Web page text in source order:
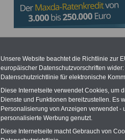
Rheinland-
Unsere Website beachtet die Richtlinie zur
europäischer Datenschutzvorschriften
Datenschutzrichtlinie für elektronische
Diese Internetseite verwendet Cookies, um
Dienste und Funktionen bereitzustellen. Es
Personalisierung von Anzeigen verwendet
personalisierte Werbung genutzt.
Diese Internetseite macht Gebrauch von